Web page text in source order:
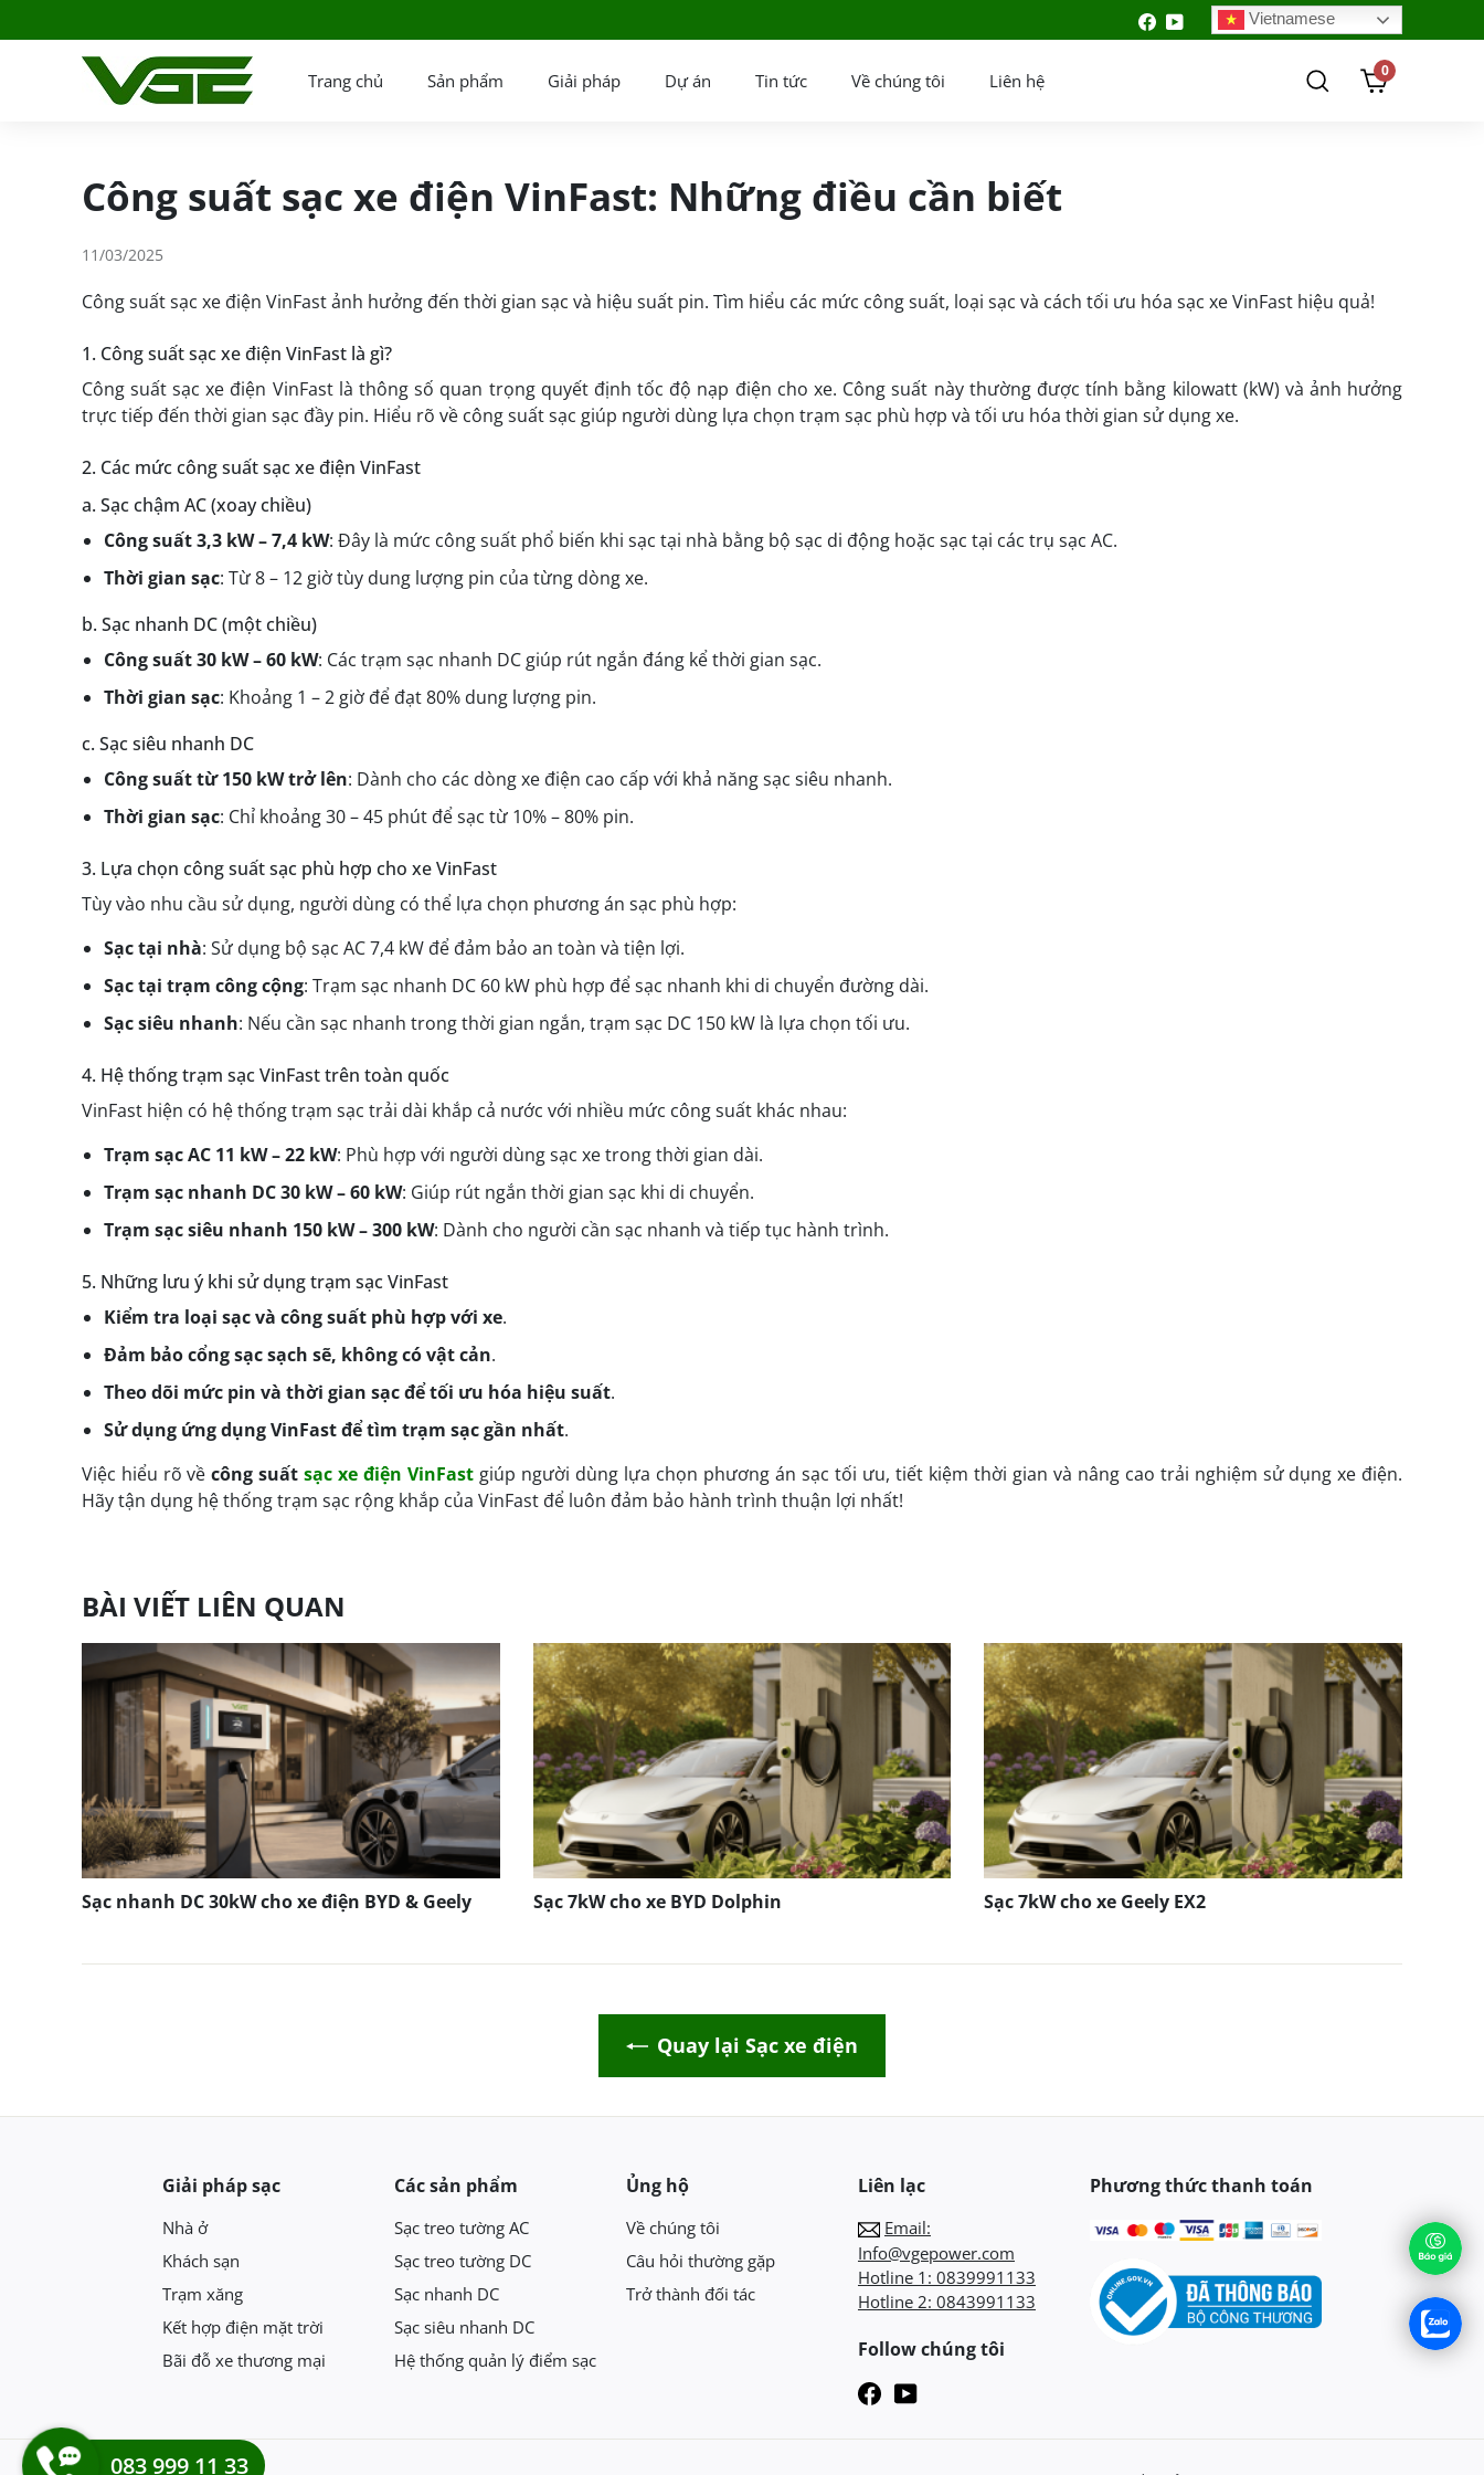
Vietnamese
Trang chủ Sản phẩm Giải pháp Dự án Tin tức Về chúng tôi Liên hệ
0
Công suất sạc xe điện VinFast: Những điều cần biết
11/03/2025
Công suất sạc xe điện VinFast ảnh hưởng đến thời gian sạc và hiệu suất pin. Tìm hiểu các mức công suất, loại sạc và cách tối ưu hóa sạc xe VinFast hiệu quả!
1. Công suất sạc xe điện VinFast là gì?
Công suất sạc xe điện VinFast là thông số quan trọng quyết định tốc độ nạp điện cho xe. Công suất này thường được tính bằng kilowatt (kW) và ảnh hưởng
trực tiếp đến thời gian sạc đầy pin. Hiểu rõ về công suất sạc giúp người dùng lựa chọn trạm sạc phù hợp và tối ưu hóa thời gian sử dụng xe.
2. Các mức công suất sạc xe điện VinFast
a. Sạc chậm AC (xoay chiều)
Công suất 3,3 kW – 7,4 kW: Đây là mức công suất phổ biến khi sạc tại nhà bằng bộ sạc di động hoặc sạc tại các trụ sạc AC.
Thời gian sạc: Từ 8 – 12 giờ tùy dung lượng pin của từng dòng xe.
b. Sạc nhanh DC (một chiều)
Công suất 30 kW – 60 kW: Các trạm sạc nhanh DC giúp rút ngắn đáng kể thời gian sạc.
Thời gian sạc: Khoảng 1 – 2 giờ để đạt 80% dung lượng pin.
c. Sạc siêu nhanh DC
Công suất từ 150 kW trở lên: Dành cho các dòng xe điện cao cấp với khả năng sạc siêu nhanh.
Thời gian sạc: Chỉ khoảng 30 – 45 phút để sạc từ 10% – 80% pin.
3. Lựa chọn công suất sạc phù hợp cho xe VinFast
Tùy vào nhu cầu sử dụng, người dùng có thể lựa chọn phương án sạc phù hợp:
Sạc tại nhà: Sử dụng bộ sạc AC 7,4 kW để đảm bảo an toàn và tiện lợi.
Sạc tại trạm công cộng: Trạm sạc nhanh DC 60 kW phù hợp để sạc nhanh khi di chuyển đường dài.
Sạc siêu nhanh: Nếu cần sạc nhanh trong thời gian ngắn, trạm sạc DC 150 kW là lựa chọn tối ưu.
4. Hệ thống trạm sạc VinFast trên toàn quốc
VinFast hiện có hệ thống trạm sạc trải dài khắp cả nước với nhiều mức công suất khác nhau:
Trạm sạc AC 11 kW – 22 kW: Phù hợp với người dùng sạc xe trong thời gian dài.
Trạm sạc nhanh DC 30 kW – 60 kW: Giúp rút ngắn thời gian sạc khi di chuyển.
Trạm sạc siêu nhanh 150 kW – 300 kW: Dành cho người cần sạc nhanh và tiếp tục hành trình.
5. Những lưu ý khi sử dụng trạm sạc VinFast
Kiểm tra loại sạc và công suất phù hợp với xe.
Đảm bảo cổng sạc sạch sẽ, không có vật cản.
Theo dõi mức pin và thời gian sạc để tối ưu hóa hiệu suất.
Sử dụng ứng dụng VinFast để tìm trạm sạc gần nhất.
Việc hiểu rõ vềcông suấtsạc xe điện VinFast giúp người dùng lựa chọn phương án sạc tối ưu, tiết kiệm thời gian và nâng cao trải nghiệm sử dụng xe điện.
Hãy tận dụng hệ thống trạm sạc rộng khắp của VinFast để luôn đảm bảo hành trình thuận lợi nhất!
BÀI VIẾT LIÊN QUAN
Sạc nhanh DC 30kW cho xe điện BYD & Geely Sạc 7kW cho xe BYD Dolphin Sạc 7kW cho xe Geely EX2
Quay lại Sạc xe điện
Giải pháp sạc
Nhà ở
Khách sạn
Trạm xăng
Kết hợp điện mặt trời
Bãi đỗ xe thương mại
Các sản phẩm
Sạc treo tường AC
Sạc treo tường DC
Sạc nhanh DC
Sạc siêu nhanh DC
Hệ thống quản lý điểm sạc
Ủng hộ
Về chúng tôi
Câu hỏi thường gặp
Trở thành đối tác
Liên lạc
Email:
Info@vgepower.com
Hotline 1: 0839991133
Hotline 2: 0843991133
Follow chúng tôi
Phương thức thanh toán
083 999 11 33